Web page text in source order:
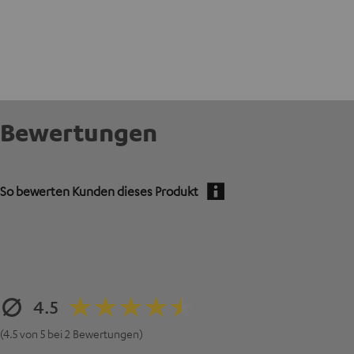
Bewertungen
So bewerten Kunden dieses Produkt
4.5
(4.5 von 5 bei 2 Bewertungen)